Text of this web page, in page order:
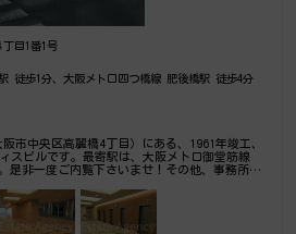
目1番1号
徒歩1分、大阪メトロ四つ橋線 肥後橋駅 徒歩4分
市中央区高麗橋4丁目）にある、1961年竣工、
スビルです。最寄駅は、大阪メトロ御堂筋線
非一度ご内覧下さいませ！その他、事務所、